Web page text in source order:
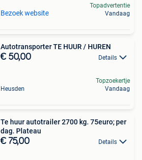
Bezoek website
Topadvertentie
Vandaag
Autotransporter TE HUUR / HUREN
€ 50,00 Details
Heusden
Topzoekertje
Vandaag
Te huur autotrailer 2700 kg. 75euro; per
dag. Plateau
€ 75,00 Details